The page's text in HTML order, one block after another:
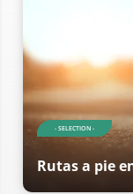
- SELECTION -
Rutas a pie